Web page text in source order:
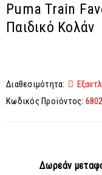
Puma Train
Παιδικό Κολάν
Διαθεσιμότητα:
Κωδικός Προϊόντος:
Δωρεάν